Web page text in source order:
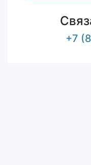
+7